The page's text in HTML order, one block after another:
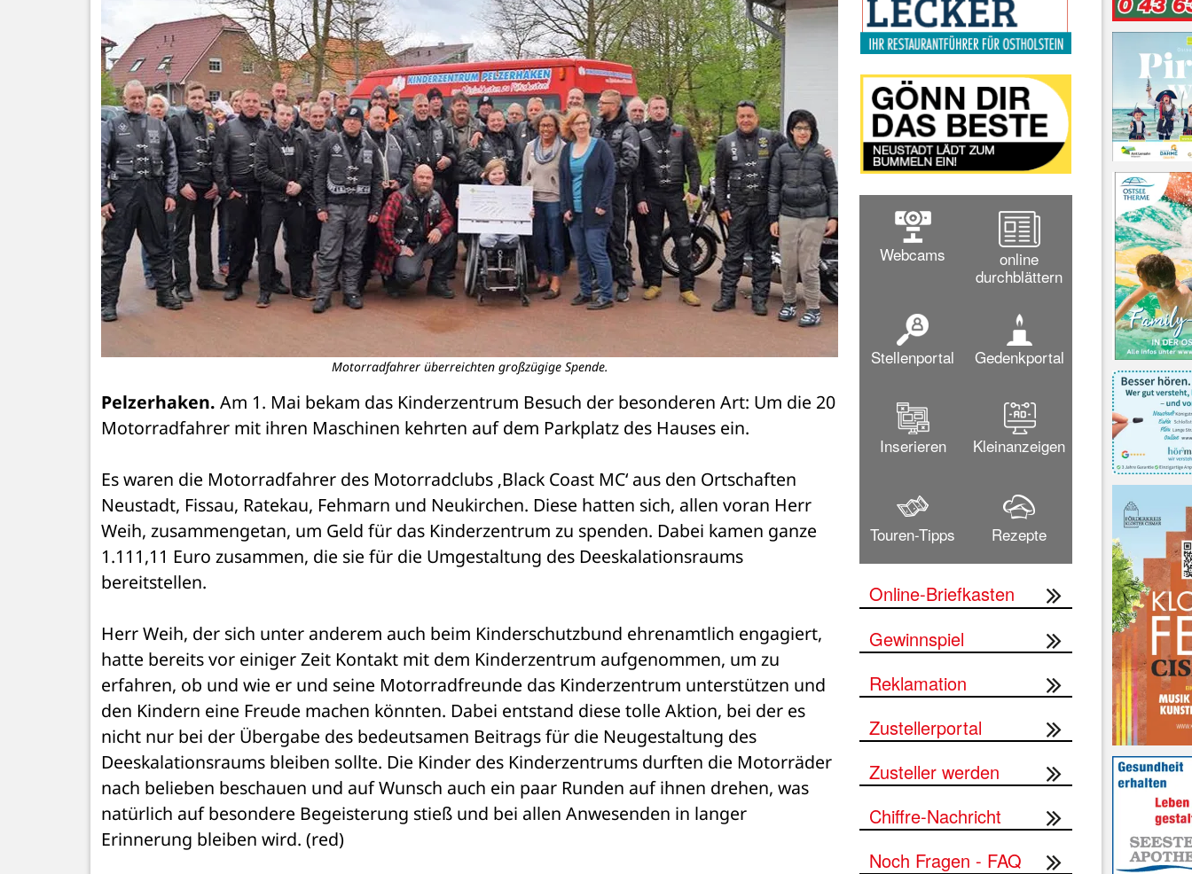
Motorradfahrer überreichten großzügige Spende.
Pelzerhaken. Am 1. Mai bekam das Kinderzentrum Besuch der besonderen Art: Um die 20
Motorradfahrer mit ihren Maschinen kehrten auf dem Parkplatz des Hauses ein.
Es waren die Motorradfahrer des Motorradclubs ‚Black Coast MC‘ aus den Ortschaften
Neustadt, Fissau, Ratekau, Fehmarn und Neukirchen. Diese hatten sich, allen voran Herr
Weih, zusammengetan, um Geld für das Kinderzentrum zu spenden. Dabei kamen ganze
1.111,11 Euro zusammen, die sie für die Umgestaltung des Deeskalationsraums
bereitstellen.
Herr Weih, der sich unter anderem auch beim Kinderschutzbund ehrenamtlich engagiert,
hatte bereits vor einiger Zeit Kontakt mit dem Kinderzentrum aufgenommen, um zu
erfahren, ob und wie er und seine Motorradfreunde das Kinderzentrum unterstützen und
den Kindern eine Freude machen könnten. Dabei entstand diese tolle Aktion, bei der es
nicht nur bei der Übergabe des bedeutsamen Beitrags für die Neugestaltung des
Deeskalationsraums bleiben sollte. Die Kinder des Kinderzentrums durften die Motorräder
nach belieben beschauen und auf Wunsch auch ein paar Runden auf ihnen drehen, was
natürlich auf besondere Begeisterung stieß und bei allen Anwesenden in langer
Erinnerung bleiben wird. (red)
Webcams
online
durchblättern
Stellenportal Gedenkportal
Inserieren Kleinanzeigen
Touren-Tipps Rezepte
Online-Briefkasten
Gewinnspiel
Reklamation
Zustellerportal
Zusteller werden
Chiffre-Nachricht
Noch Fragen - FAQ